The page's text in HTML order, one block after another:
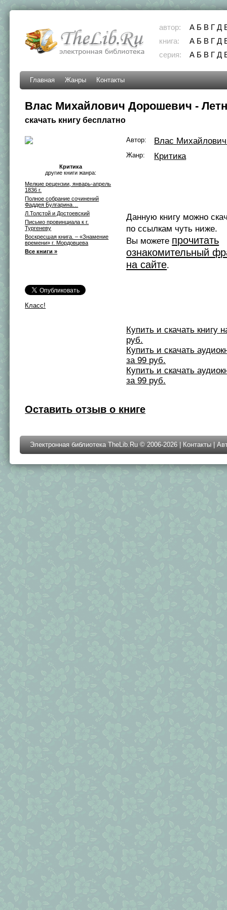
автор: А Б В Г Д
книга:
А Б В Г Д
серия:
А Б В Г Д
Главная Жанры Контакты
Влас Михайлович Дорошевич -
скачать книгу бесплатно
Критика
другие книги жанра:
Мелкие рецензии, январь-апрель
1836 г.
Полное собрание сочинений
Фаддея Булгарина…
Л.Толстой и Достоевский
Письмо провинциала к г.
Тургеневу
Воскресшая книга. – «Знамение
времени» г. Мордовцева
Все книги »
Класс!
Автор: Влас
Жанр: Критика
Данную книгу можно
по ссылкам чуть ниже.
Вы можете прочитать
ознакомительный
на сайте.
Купить и скачать книгу
руб.
Купить и скачать
за 99 руб.
Купить и скачать
за 99 руб.
Оставить отзыв о книге
Электронная библиотека TheLib.Ru © 2006-2026 | Контакты |